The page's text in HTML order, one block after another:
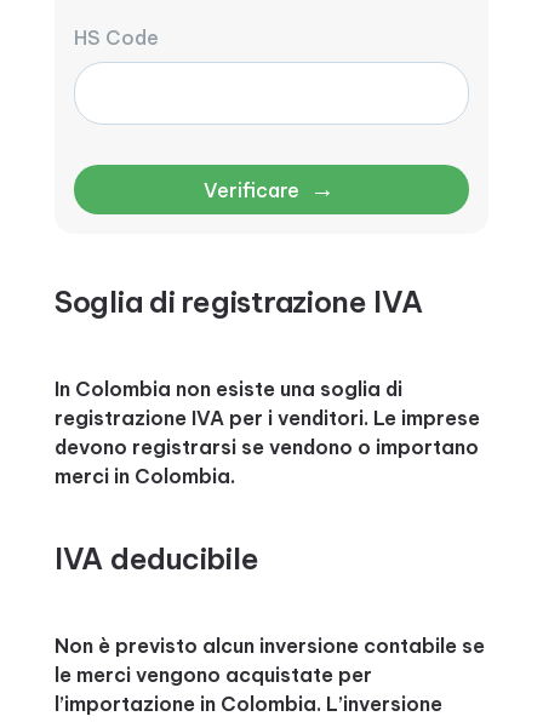
HS Code
Verificare →
Soglia di registrazione IVA
In Colombia non esiste una soglia di
registrazione IVA per i venditori. Le imprese
devono registrarsi se vendono o importano
merci in Colombia.
IVA deducibile
Non è previsto alcun inversione contabile se
le merci vengono acquistate per
l’importazione in Colombia. L’inversione